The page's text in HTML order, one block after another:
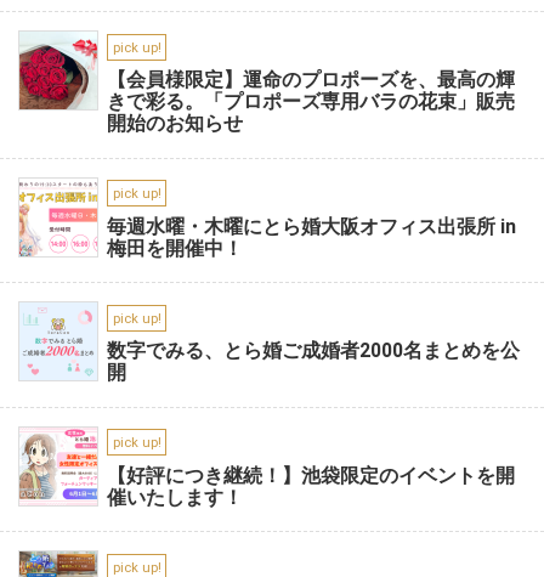
pick up!
【会員様限定】運命のプロポーズを、最高の輝
きで彩る。「プロポーズ専用バラの花束」販売
開始のお知らせ
pick up!
毎週水曜・木曜にとら婚大阪オフィス出張所 in
梅田を開催中！
pick up!
数字でみる、とら婚ご成婚者2000名まとめを公
開
pick up!
【好評につき継続！】池袋限定のイベントを開
催いたします！
pick up!